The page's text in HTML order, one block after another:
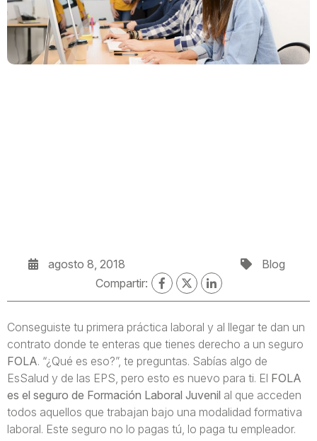
agosto 8, 2018
Blog
Compartir:
Conseguiste tu primera práctica laboral y al llegar te dan un
contrato donde te enteras que tienes derecho a un seguro
FOLA. “¿Qué es eso?”, te preguntas. Sabías algo de
EsSalud y de las EPS, pero esto es nuevo para ti. El FOLA
es el seguro de Formación Laboral Juvenil al que acceden
todos aquellos que trabajan bajo una modalidad formativa
laboral. Este seguro no lo pagas tú, lo paga tu empleador.